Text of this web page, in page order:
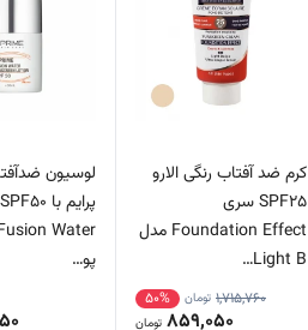
کرم ضد آفتاب رنگی الارو
SPF25 سری
Foundation Effect مدل
Light B…
1,715,760 تومان 50%
859,050 تومان
لوسیون
پو…